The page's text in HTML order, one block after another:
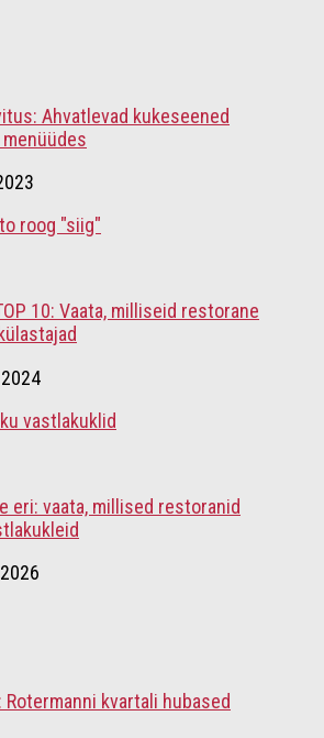
Ahvatlevad kukeseened
10: Vaata, milliseid restorane
eri: vaata, millised restoranid
Rotermanni kvartali hubased